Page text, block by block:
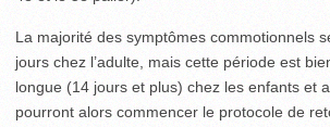
La majorité des symptômes commotionnels
jours chez l’adulte, mais cette période est
longue (14 jours et plus) chez les enfants et
pourront alors commencer le protocole de